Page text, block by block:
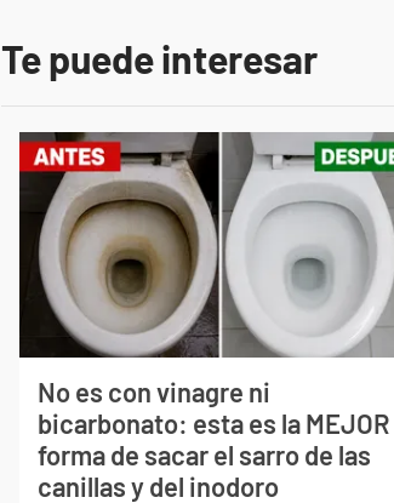
Te puede interesar
No es con vinagre ni
bicarbonato: esta es la MEJOR
forma de sacar el sarro de las
canillas y del inodoro